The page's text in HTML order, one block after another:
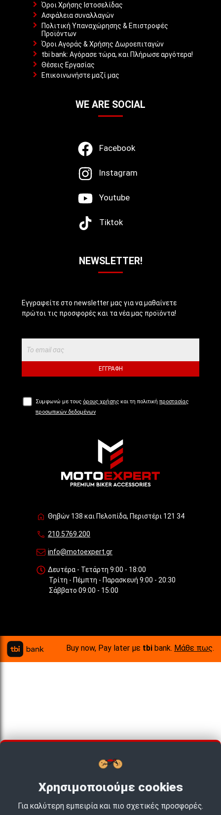
Όροι Χρήσης Ιστοσελίδας
Ασφάλεια συναλλαγών
Πολιτική Υπαναχώρησης & Επιστροφές
Προϊόντων
Όροι Αγοράς & Χρήσης Δωροεπιταγών
tbi bank: Αγόρασε τώρα, και Πλήρωσε αργότερα!
Θέσεις Εργασίας
Επικοινωνήστε μαζί μας
WE ARE SOCIAL
Facebook
Instagram
Youtube
Tiktok
NEWSLETTER!
Εγγραφείτε στο newsletter μας για να μαθαίνετε
πρώτοι τις προσφορές και τα νέα μας προϊόντα!
ΕΓΓΡΑΦΉ
Συμφωνώ με τους όρους χρήσης και τη πολιτική προστασίας
προσωπικών δεδομένων
Θηβών 138 και Πελοπίδα, Περιστέρι 121 34
210.5769.200
info@motoexpert.gr
Δευτέρα - Τετάρτη 9:00 - 18:00
Τρίτη - Πέμπτη - Παρασκευή 9:00 - 20:30
Σάββατο 09:00 - 15:00
Buy now, Pay later με tbi bank. Μάθε πως.
Χρησιμοποιούμε cookies
Για καλύτερη εμπειρία και πιο σχετικές προσφορές.